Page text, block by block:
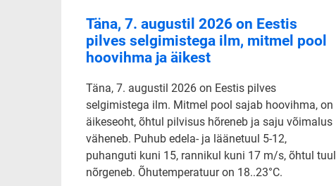
Täna, 7. augustil 2026 on Eestis
pilves selgimistega ilm, mitmel pool
hoovihma ja äikest
Täna, 7. augustil 2026 on Eestis pilves
selgimistega ilm. Mitmel pool sajab hoovihma, on
äikeseoht, õhtul pilvisus hõreneb ja saju võimalus
väheneb. Puhub edela- ja läänetuul 5-12,
puhanguti kuni 15, rannikul kuni 17 m/s, õhtul tuul
nõrgeneb. Õhutemperatuur on 18..23°C.